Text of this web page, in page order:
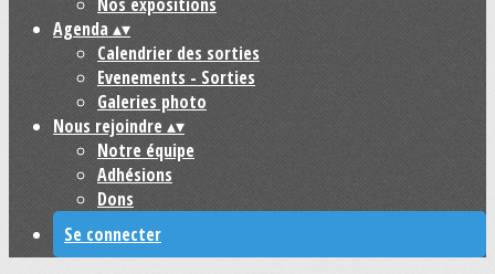
Agenda▴▾
Calendrier des sorties
Evenements - Sorties
Galeries photo
Nous rejoindre ▴▾
Notre équipe
Adhésions
Dons
Se connecter